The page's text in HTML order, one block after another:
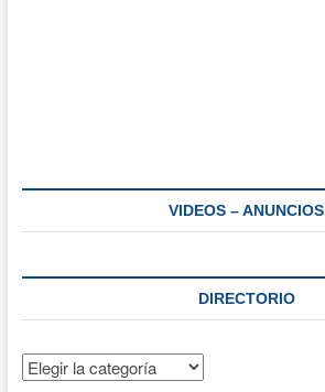
VIDEOS – ANUNCIOS
DIRECTORIO
Directorio